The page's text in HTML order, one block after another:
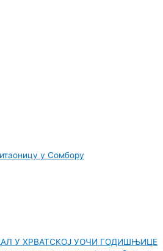
у Сомбору
У ХРВАТСКОЈ УОЧИ ГОДИШЊИЦЕ